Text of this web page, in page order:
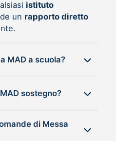
istituto
un rapporto diretto
Chi può inviare una MAD a scuola?
sostegno?
di Messa